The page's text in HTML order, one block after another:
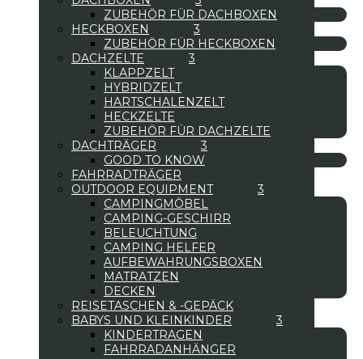
ZUBEHÖR FÜR DACHBOXEN
HECKBOXEN
ZUBEHÖR FÜR HECKBOXEN
DACHZELTE
KLAPPZELT
HYBRIDZELT
HARTSCHALENZELT
HECKZELTE
ZUBEHÖR FÜR DACHZELTE
DACHTRÄGER
GOOD TO KNOW
FAHRRADTRÄGER
OUTDOOR EQUIPMENT
CAMPINGMÖBEL
CAMPING-GESCHIRR
BELEUCHTUNG
CAMPING HELFER
AUFBEWAHRUNGSBOXEN
MATRATZEN
DECKEN
REISETASCHEN & -GEPÄCK
BABYS UND KLEINKINDER
KINDERTRAGEN
FAHRRADANHÄNGER